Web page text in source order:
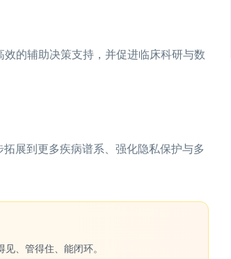
的辅助决策支持，并促进临床科研与数
展到更多疾病谱系、强化隐私保护与多
、管得住、能闭环。